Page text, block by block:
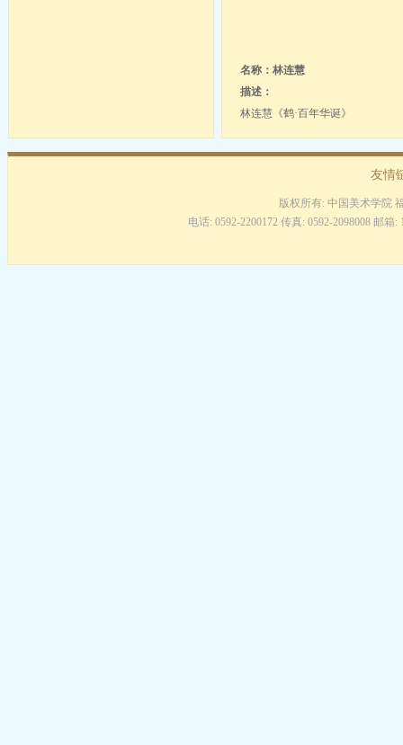
名称：林连慧
描述：
林连慧《鹤·百年华诞》
友情
版权所有: 中国美术学院
电话: 0592-2200172 传真: 0592-2098008 邮